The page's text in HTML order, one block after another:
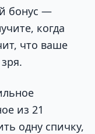
бонус —
когда
что ваше
из 21
одну спичку,